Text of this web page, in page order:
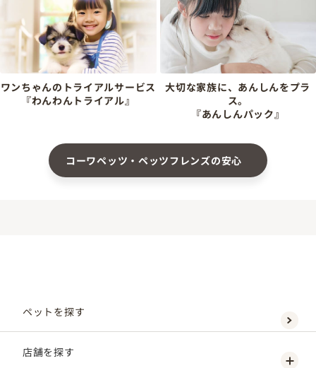
ワンちゃんのトライアルサービス
『わんわんトライアル』
大切な家族に、あんしんをプラ
ス。
『あんしんパック』
コーワペッツ・ペッツフレンズの安心
ペットを探す
店舗を探す